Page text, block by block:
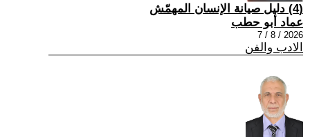
(4) دليل صيانة الإنسان المهمّش
عماد أبو حطب
2026 / 8 / 7
الادب والفن